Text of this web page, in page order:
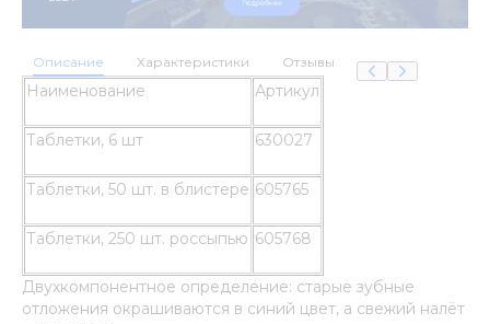
Описание Характеристики Отзывы
Наименование Артикул
Таблетки, 6 шт 630027
Таблетки, 50 шт. в блистере 605765
Таблетки, 250 шт. россыпью 605768
Двухкомпонентное определение: старые зубные
отложения окрашиваются в синий цвет, а свежий налёт